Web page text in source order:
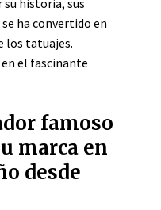
su historia, sus
ha convertido en
los tatuajes.
el fascinante
famoso
marca en
desde